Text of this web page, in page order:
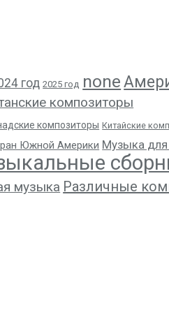
год 2025 год none
композиторы
композиторы Китайские
Южной Америки Музыка для
музыка Различные